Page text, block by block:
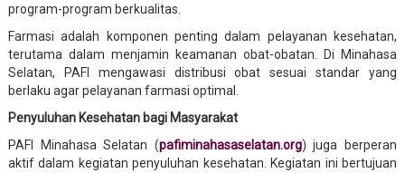
program-program berkualitas.
Farmasi adalah komponen penting dalam pelayanan kesehatan,
terutama dalam menjamin keamanan obat-obatan. Di Minahasa
Selatan, PAFI mengawasi distribusi obat sesuai standar yang
berlaku agar pelayanan farmasi optimal.
Penyuluhan Kesehatan bagi Masyarakat
PAFI Minahasa Selatan (pafiminahasaselatan.org) juga berperan
aktif dalam kegiatan penyuluhan kesehatan. Kegiatan ini bertujuan